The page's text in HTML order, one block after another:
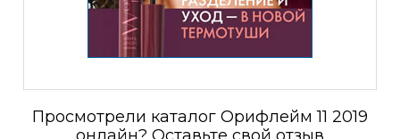
Просмотрели каталог Орифлейм 11 2019
онлайн? Оставьте свой отзыв